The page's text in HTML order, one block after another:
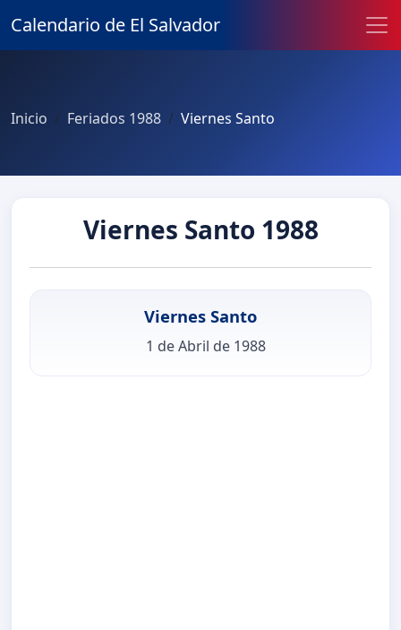
Calendario de El Salvador
Inicio Feriados 1988 Viernes Santo
Viernes Santo 1988
Viernes Santo
1 de Abril de 1988